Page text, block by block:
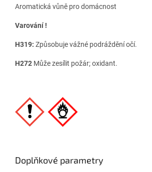
Aromatická vůně pro domácnost
Varování !
H319: Způsobuje vážné podráždění očí.
H272 Může zesílit požár; oxidant.
Doplňkové parametry